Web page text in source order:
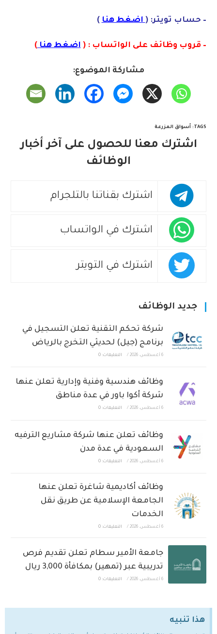
– حساب تويتر: ( اضغط هنا )
– قروب وظائف على الواتساب : ( اضغط هنا )
مشاركة الموضوع:
TAGS
: أسواق المزرعة
اشترك معنا للحصول على آخر أخبار
الوظائف
اشترك بقناتنا بالتلجرام
اشترك في الواتساب
اشترك في التويتر
جديد الوظائف
شركة تحكم التقنية تعلن التسجيل في
برنامج (جيل) لحديثي التخرج بالرياض
6 أغسطس، 2026 / التعليقات: 0
وظائف هندسية وفنية وإدارية تعلن عنها
شركة أكوا باور في عدة مناطق
6 أغسطس، 2026 / التعليقات: 0
وظائف تعلن عنها شركة مشاريع الترفيه
السعودية في عدة مدن
6 أغسطس، 2026 / التعليقات: 0
وظائف أكاديمية شاغرة تعلن عنها
الجامعة الإسلامية عن طريق نقل
الخدمات
6 أغسطس، 2026 / التعليقات: 0
جامعة الأمير سطام تعلن تقديم فرص
تدريبية عبر (تمهير) بمكافأة 3,000 ريال
6 أغسطس، 2026 / التعليقات: 0
هذا تنبيه